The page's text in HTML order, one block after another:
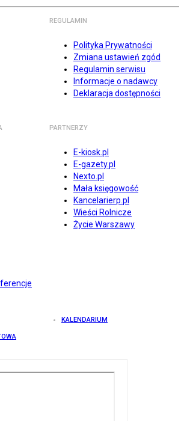
REGULAMIN
Polityka Prywatności
Zmiana ustawień zgód
Regulamin serwisu
Informacje o nadawcy
Deklaracja dostępności
PARTNERZY
E-kiosk.pl
E-gazety.pl
Nexto.pl
Mała księgowość
Kancelarierp.pl
Wieści Rolnicze
Życie Warszawy
KALENDARIUM